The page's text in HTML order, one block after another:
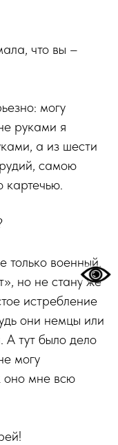
что вы –
могу
руками я
а из шести
самою
картечью.
только военный,
но не стану же
истребление
они немцы или
А тут было дело
могу
оно мне всю